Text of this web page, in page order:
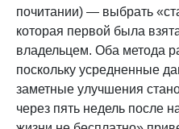
почитании) — выбрать
которая первой была
владельцем. Оба метода
поскольку усредненные
заметные улучшения
через пять недель после